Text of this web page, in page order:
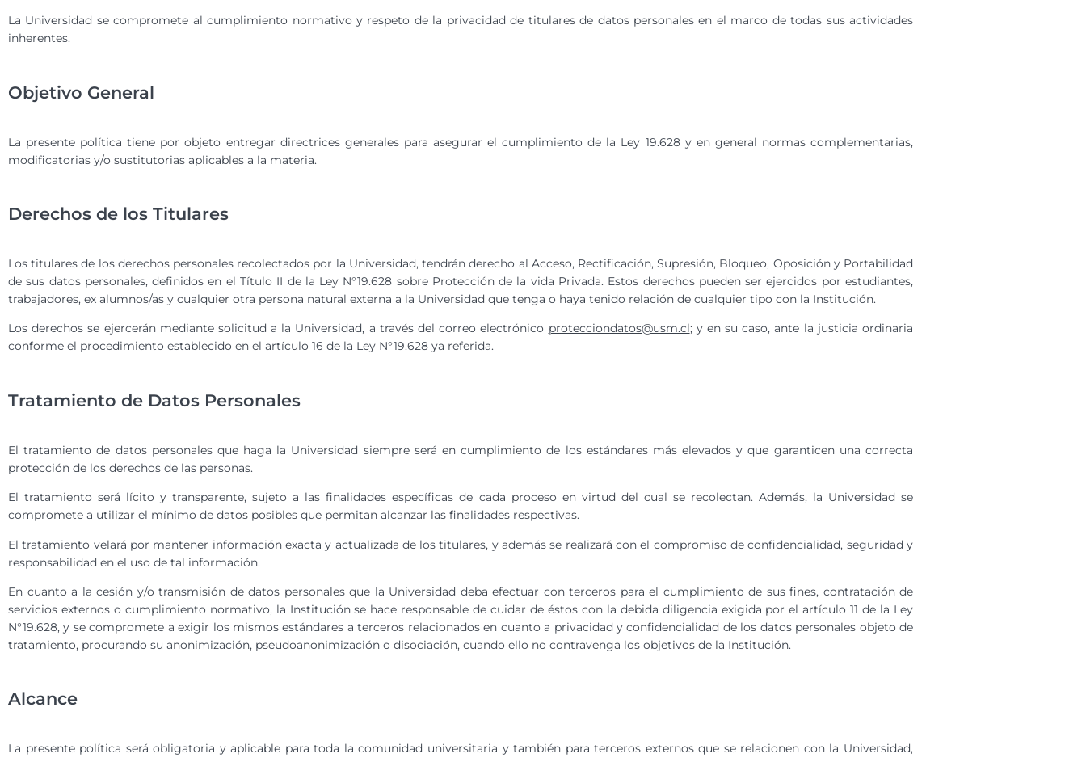
La Universidad se compromete al cumplimiento normativo y respeto de la privacidad de titulares de datos personales en el marco de todas sus actividades
inherentes.
Objetivo General
La presente política tiene por objeto entregar directrices generales para asegurar el cumplimiento de la Ley 19.628 y en general normas complementarias,
modificatorias y/o sustitutorias aplicables a la materia.
Derechos de los Titulares
Los titulares de los derechos personales recolectados por la Universidad, tendrán derecho al Acceso, Rectificación, Supresión, Bloqueo, Oposición y Portabilidad
de sus datos personales, definidos en el Título II de la Ley N°19.628 sobre Protección de la vida Privada. Estos derechos pueden ser ejercidos por estudiantes,
trabajadores, ex alumnos/as y cualquier otra persona natural externa a la Universidad que tenga o haya tenido relación de cualquier tipo con la Institución.
Los derechos se ejercerán mediante solicitud a la Universidad, a través del correo electrónico protecciondatos@usm.cl; y en su caso, ante la justicia ordinaria
conforme el procedimiento establecido en el artículo 16 de la Ley N°19.628 ya referida.
Tratamiento de Datos Personales
El tratamiento de datos personales que haga la Universidad siempre será en cumplimiento de los estándares más elevados y que garanticen una correcta
protección de los derechos de las personas.
El tratamiento será lícito y transparente, sujeto a las finalidades específicas de cada proceso en virtud del cual se recolectan. Además, la Universidad se
compromete a utilizar el mínimo de datos posibles que permitan alcanzar las finalidades respectivas.
El tratamiento velará por mantener información exacta y actualizada de los titulares, y además se realizará con el compromiso de confidencialidad, seguridad y
responsabilidad en el uso de tal información.
En cuanto a la cesión y/o transmisión de datos personales que la Universidad deba efectuar con terceros para el cumplimiento de sus fines, contratación de
servicios externos o cumplimiento normativo, la Institución se hace responsable de cuidar de éstos con la debida diligencia exigida por el artículo 11 de la Ley
N°19.628, y se compromete a exigir los mismos estándares a terceros relacionados en cuanto a privacidad y confidencialidad de los datos personales objeto de
tratamiento, procurando su anonimización, pseudoanonimización o disociación, cuando ello no contravenga los objetivos de la Institución.
Alcance
La presente política será obligatoria y aplicable para toda la comunidad universitaria y también para terceros externos que se relacionen con la Universidad,